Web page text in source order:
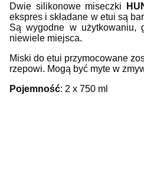
Dwie silikonowe miseczki
ekspres i składane w etui są
Są wygodne w użytkowaniu,
niewiele miejsca.
Miski do etui przymocowane
rzepowi. Mogą być myte w
Pojemność: 2 x 750 ml